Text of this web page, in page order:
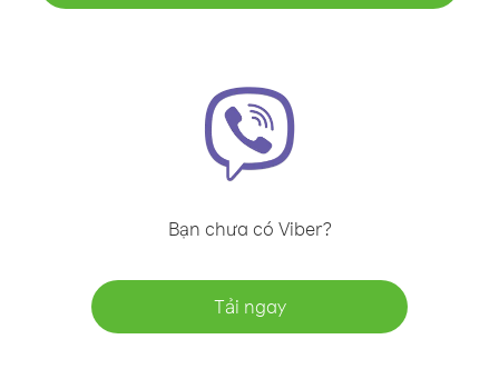
Bạn chưa có Viber?
Tải ngay